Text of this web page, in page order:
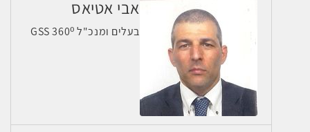
אבי אטיאס
בעלים ומנכ"ל GSS 360⁰